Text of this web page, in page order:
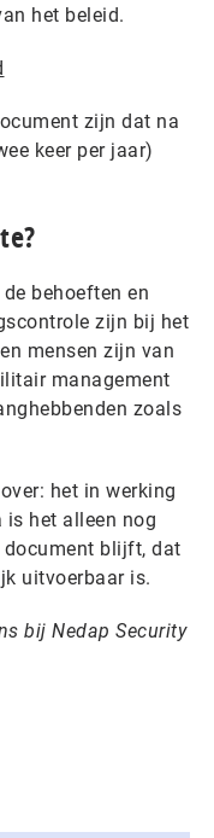
het beleid.
zijn dat na
keer per jaar)
behoeften en
zijn bij het
mensen zijn van
management
zoals
het in werking
is het alleen nog
document blijft, dat
uitvoerbaar is.
bij Nedap Security